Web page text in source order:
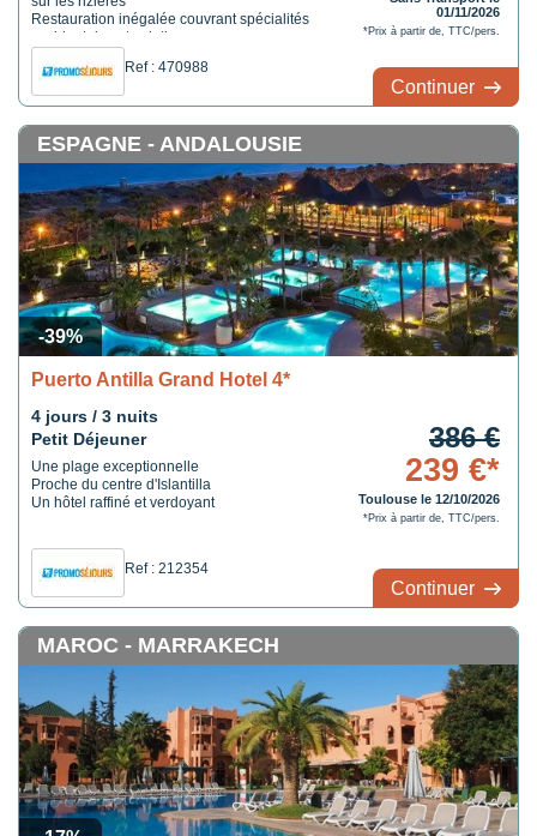
Restauration inégalée couvrant spécialités
occidentales et asiatiques
premier centre de bien-être CLARINS
d'Indonésie
Ref : 470988
01/11/2026
*Prix à partir de, TTC/pers.
Continuer
-39%
ESPAGNE - ANDALOUSIE
Puerto Antilla Grand Hotel 4*
4 jours / 3 nuits
Petit Déjeuner
Une plage exceptionnelle
Proche du centre d'Islantilla
Un hôtel raffiné et verdoyant
Ref : 212354
386 €
239 €*
Toulouse le 12/10/2026
*Prix à partir de, TTC/pers.
Continuer
MAROC - MARRAKECH